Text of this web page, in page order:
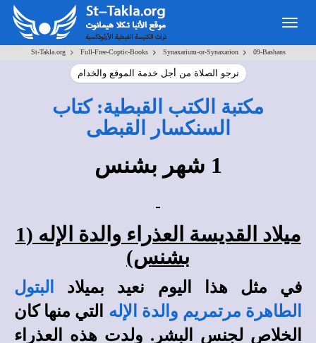
Toggle
navigation
St-Takla.org> Full-Free-Coptic-Books> Synaxarium-or-Synaxarion> 09-Bashans
نرجو الصلاة من أجل خدمة الموقع والخدام
مكتبة الكتب القبطية: كتاب
السنكسار القبطى
1 شهر بشنس
ميلاد القديسة العذراء والدة الإله (1
بشنس)
في مثل هذا اليوم نعيد بميلاد
البتول
الطاهرة مرتمريم والدة الإله التي منها كان
الخلاص لجنس البشر. ولدت هذه العذراء